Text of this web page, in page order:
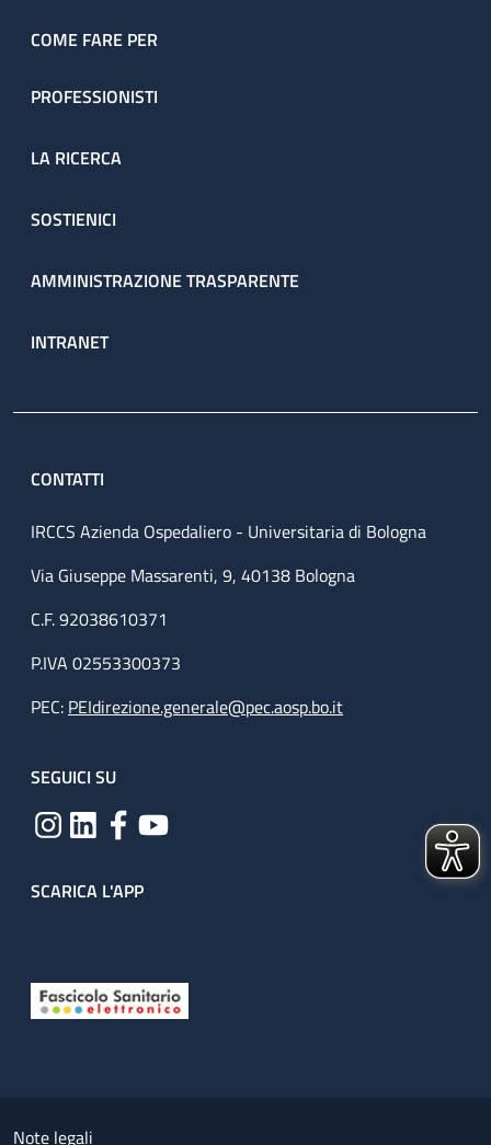
COME FARE PER
PROFESSIONISTI
LA RICERCA
SOSTIENICI
AMMINISTRAZIONE TRASPARENTE
INTRANET
CONTATTI
IRCCS Azienda Ospedaliero - Universitaria di Bologna
Via Giuseppe Massarenti, 9, 40138 Bologna
C.F. 92038610371
P.IVA 02553300373
PEC: PEIdirezione.generale@pec.aosp.bo.it
SEGUICI SU
SCARICA L'APP
Small prints
Note legali